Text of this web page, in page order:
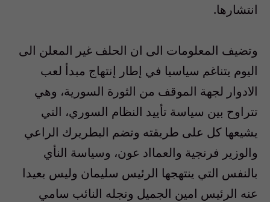
انتشارها.
وتضيف المعلومات الى ان الحلف غير المعلن الى
اليوم يتناغم سياسيا في إطار إنتهاج مبدأ لعب
الادوار لجهة الموقف من الثورة السورية، وهي
تتراوح بين سياسة تأييد النظام السوري، التي
يشيعها كل على طريقته وتضم البطريرك الراعي
والوزير فرنجية والعمااد عون، وسياسة النأي
بالنفس التي ينتهجها الرئيس سليمان وليس بعيدا
عنه الرئيس امين الجميل ونجله النائب سامي